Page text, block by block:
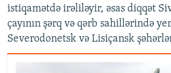
istiqamətdə irəliləyir, əsas diqqət
çayının şərq və qərb sahillərində
Severodonetsk və Lisiçansk